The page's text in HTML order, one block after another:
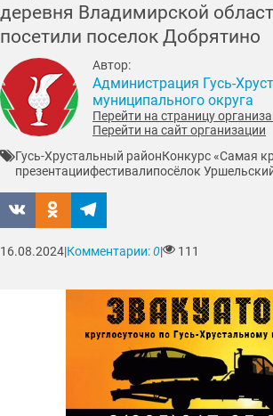
деревня Владимирской
посетили поселок Добрятино
Автор:
Администрация Гусь-
муниципального округа
Перейти на страницу
Перейти на сайт организации
Гусь-Хрустальный районКонкурс «Самая
презентациифестивалипосёлок
16.08.2024|Комментарии:0| 111